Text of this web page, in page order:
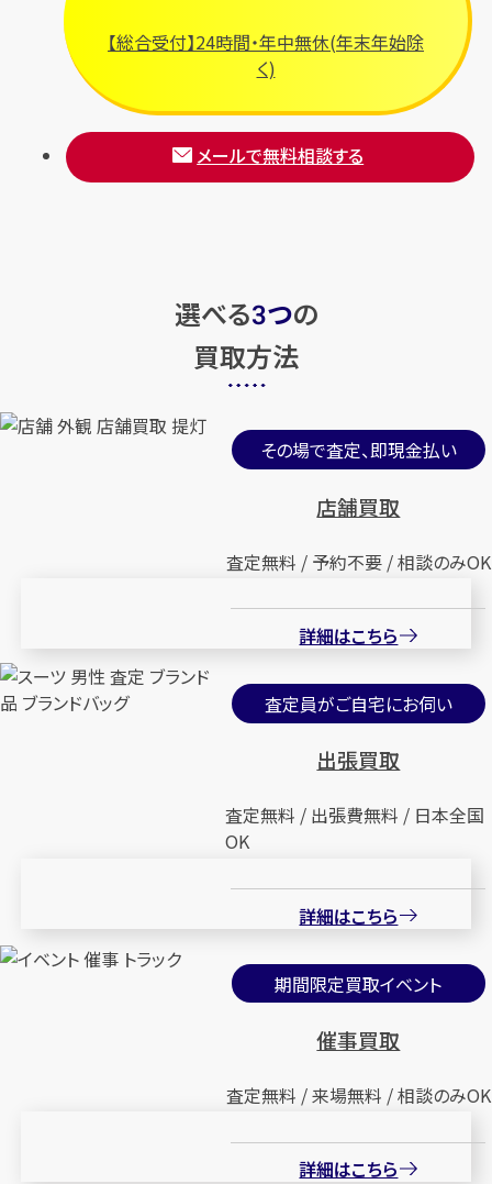
【総合受付】24時間・年中無休(年末年始除
く)
メールで無料相談する
選べる3つの
買取方法
その場で査定、即現金払い
店舗買取
査定無料 / 予約不要 / 相談のみOK
詳細はこちら
査定員がご自宅にお伺い
出張買取
査定無料 / 出張費無料 / 日本全国
OK
詳細はこちら
期間限定買取イベント
催事買取
査定無料 / 来場無料 / 相談のみOK
詳細はこちら